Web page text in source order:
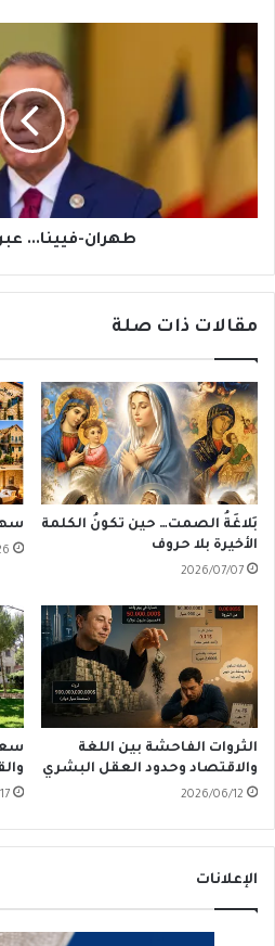
فيينا...
عبر
طهران-فيينا...
مقالات ذات صلة
بَلاغَةُ الصمت… حين تكونُ الكلمة
الأخيرة بلا حروف
2026/07/07
الثروات الفاحشة بين اللغة
والاقتصاد وحدود العقل البشري
2026/06/12
الإعلانات